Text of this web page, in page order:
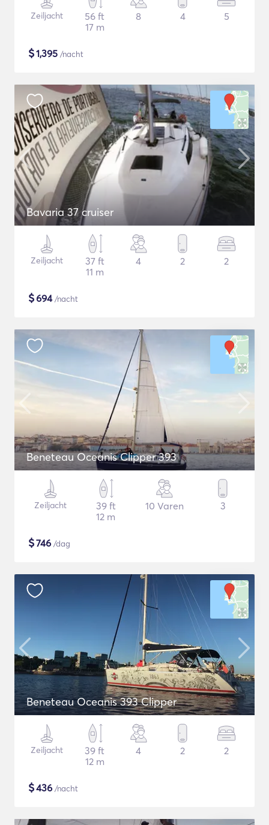
Zeiljacht
56 ft
17 m
8 4 5
$1,395 /nacht
Bavaria 37 cruiser
Zeiljacht
37 ft
11 m
4 2 2
$694/nacht
Beneteau Oceanis Clipper 393
Zeiljacht
39 ft
12 m
10 Varen 3
$746 /dag
Beneteau Oceanis 393 Clipper
Zeiljacht
39 ft
12 m
4 2 2
$436 /nacht